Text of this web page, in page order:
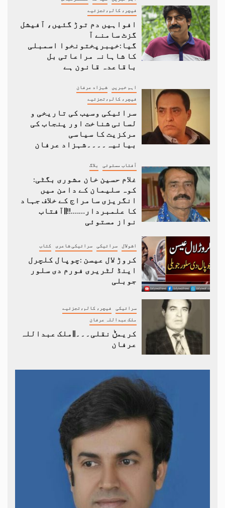
فیچر، کالم،تجزئیے
افواہیں دم توڑ گئیں، آفیشل
گزٹ سامنے آ
گیا:خیبرپختونخوا اسمبلی
کا شاہانہ مراعاتی بل
باقاعدہ قانون ہے
اہم خبریں شہزاد عرفان
فیچر، کالم،تجزئیے
سرائیکی وسیب کی تاریخی و
لسانی شناخت اور پنجاب کی
مرکزیت کا سیاسی
بیانیہ۔۔۔۔شہزاد عرفان
آفتاب مستوئی بلاگ
غلام حسین خان مشوری بگٹی:
کوہ سلیمان کے دامن میں
انگریزی سامراج کے خلاف جہاد
کا علمبردار…….!!||آفتاب
نواز مستوئی
اشولال سرائیکی سرائیکی شاعری کتاب
کروڑ لال عیسن :چوپال کلچرل
اینڈ لٹریری فورم دی سلور
جوبلی
سرائیکی فیچر، کالم،تجزئیے
ملک عبداللہ عرفان
کریمݨ نقلی۔۔۔||ملک عبداللہ
عرفان